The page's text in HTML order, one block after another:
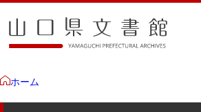
ホーム